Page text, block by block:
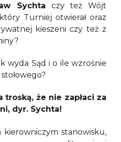
Sychta czy też Wójt
Turniej otwierał oraz
kieszeni czy też z
wyda Sąd i o ile wzrośnie
że nie zapłaci za
dyr. Sychta!
stanowisku,